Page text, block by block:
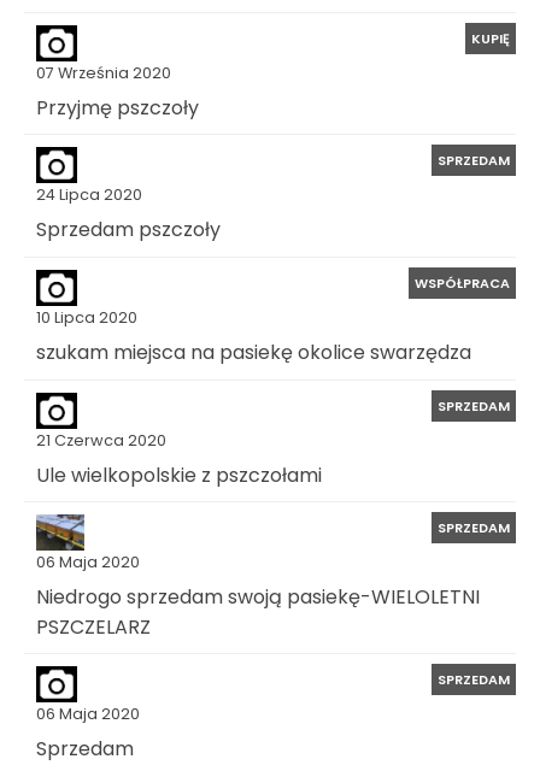
07 Września 2020
KUPIĘ
Przyjmę pszczoły
24 Lipca 2020
SPRZEDAM
Sprzedam pszczoły
10 Lipca 2020
WSPÓŁPRACA
szukam miejsca na pasiekę okolice swarzędza
21 Czerwca 2020
SPRZEDAM
Ule wielkopolskie z pszczołami
06 Maja 2020
SPRZEDAM
Niedrogo sprzedam swoją pasiekę-WIELOLETNI
PSZCZELARZ
06 Maja 2020
SPRZEDAM
Sprzedam